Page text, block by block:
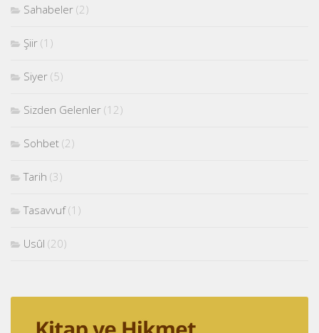
Sahabeler (2)
Şiir (1)
Siyer (5)
Sizden Gelenler (12)
Sohbet (2)
Tarih (3)
Tasavvuf(1)
Usûl (20)